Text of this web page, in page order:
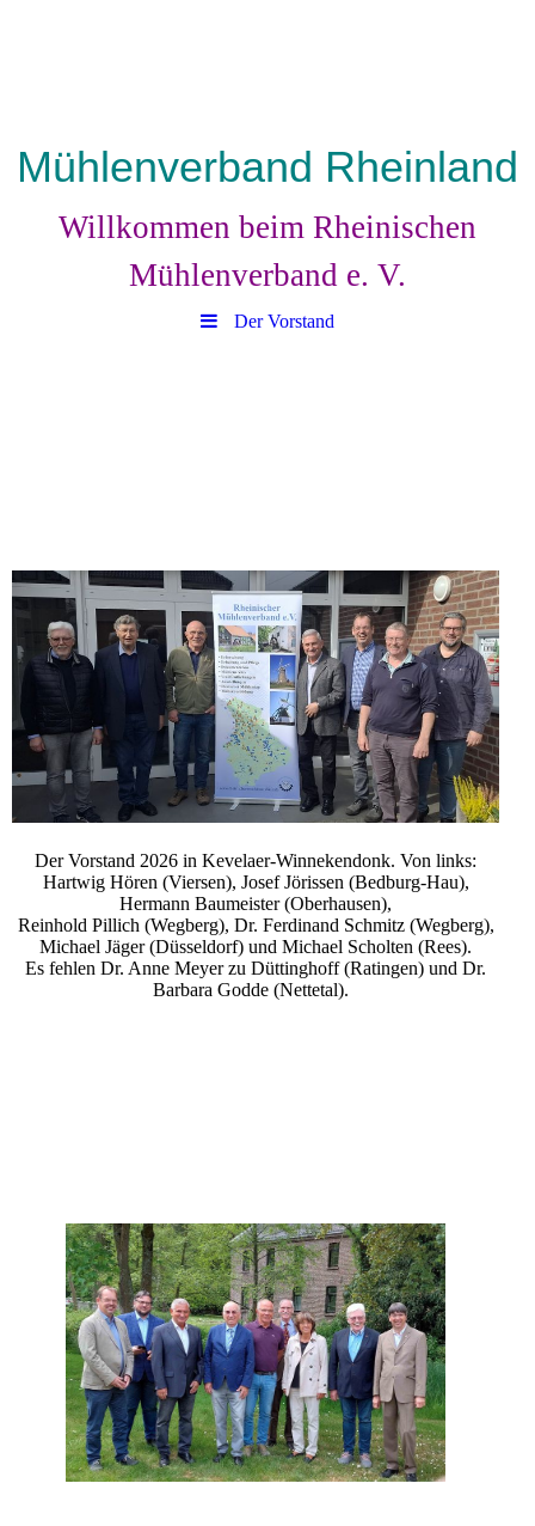
Mühlenverband Rheinland
Willkommen beim Rheinischen
Mühlenverband e. V.
Der Vorstand
Der Vorstand 2026 in Kevelaer-Winnekendonk. Von links:
Hartwig Hören (Viersen), Josef Jörissen (Bedburg-Hau),
Hermann Baumeister (Oberhausen),
Reinhold Pillich (Wegberg), Dr. Ferdinand Schmitz (Wegberg),
Michael Jäger (Düsseldorf) und Michael Scholten (Rees).
Es fehlen Dr. Anne Meyer zu Düttinghoff (Ratingen) und Dr.
Barbara Godde (Nettetal).